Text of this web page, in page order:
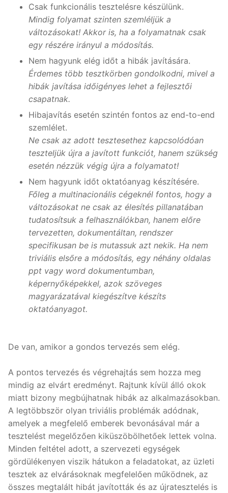
Csak funkcionális tesztelésre készülünk.
Mindig folyamat szinten szemléljük a
változásokat! Akkor is, ha a folyamatnak csak
egy részére irányul a módosítás.
Nem hagyunk elég időt a hibák javítására.
Érdemes több tesztkörben gondolkodni, mivel a
hibák javítása időigényes lehet a fejlesztői
csapatnak.
Hibajavítás esetén szintén fontos az end-to-end
szemlélet.
Ne csak az adott tesztesethez kapcsolódóan
teszteljük újra a javított funkciót, hanem szükség
esetén nézzük végig újra a folyamatot!
Nem hagyunk időt oktatóanyag készítésére.
Főleg a multinacionális cégeknél fontos, hogy a
változásokat ne csak az élesítés pillanatában
tudatosítsuk a felhasználókban, hanem előre
tervezetten, dokumentáltan, rendszer
specifikusan be is mutassuk azt nekik. Ha nem
triviális elsőre a módosítás, egy néhány oldalas
ppt vagy word dokumentumban,
képernyőképekkel, azok szöveges
magyarázatával kiegészítve készíts
oktatóanyagot.
De van, amikor a gondos tervezés sem elég.
A pontos tervezés és végrehajtás sem hozza meg
mindig az elvárt eredményt. Rajtunk kívül álló okok
miatt bizony megbújhatnak hibák az alkalmazásokban.
A legtöbbször olyan triviális problémák adódnak,
amelyek a megfelelő emberek bevonásával már a
tesztelést megelőzően kiküszöbölhetőek lettek volna.
Minden feltétel adott, a szervezeti egységek
gördülékenyen viszik hátukon a feladatokat, az üzleti
tesztek az elvárásoknak megfelelően működnek, az
összes megtalált hibát javították és az újratesztelés is